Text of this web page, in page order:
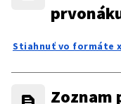
Stiahnuť vo formáte
Zoznam